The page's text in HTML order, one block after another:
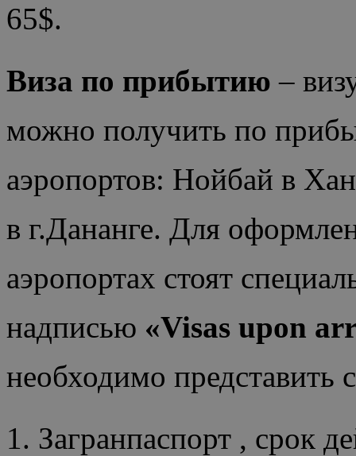
65$.
Виза по прибытию –
можно получить по
аэропортов: Нойбай в
в г.Дананге. Для
аэропортах стоят
надписью «Visas upon
необходимо
1. Загранпаспорт , срок